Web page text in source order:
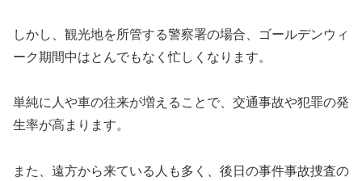
しかし、観光地を所管する警察署の場合、ゴールデンウィ
ーク期間中はとんでもなく忙しくなります。
単純に人や車の往来が増えることで、交通事故や犯罪の発
生率が高まります。
また、遠方から来ている人も多く、後日の事件事故捜査の